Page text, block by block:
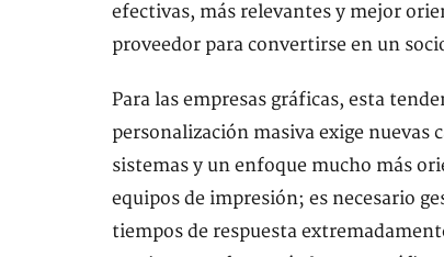
efectivas, más relevantes y mejor
proveedor para convertirse en un
Para las empresas gráficas, esta
personalización masiva exige nuevas
sistemas y un enfoque mucho más
equipos de impresión; es necesario
tiempos de respuesta